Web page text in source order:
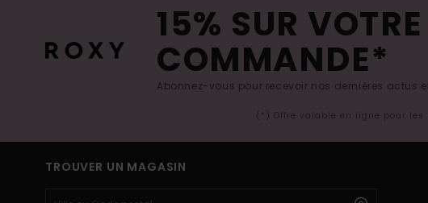
15% SUR
COMMANDE*
Abonnez-vous pour recevoir nos dernières actus
(*) Offre valable en ligne pour
TROUVER UN MAGASIN